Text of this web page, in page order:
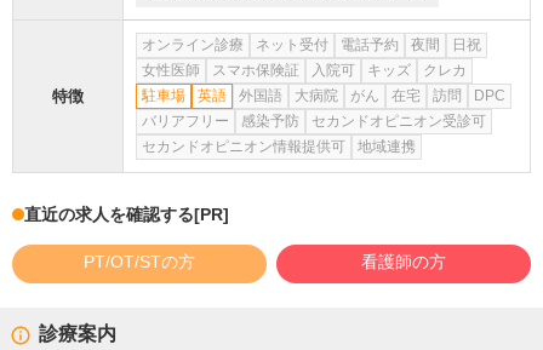
特徴
オンライン診療 ネット受付 電話予約 夜間
日祝
女性医師
スマホ保険証 入院可 キッズ
クレカ
駐車場
英語 外国語 大病院 がん 在宅 訪問
DPC
バリアフリー
感染予防
セカンドオピニオン受診可
セカンドオピニオン情報提供可
地域連携
直近の求人を確認する[PR]
PT/OT/STの方 看護師の方
診療案内